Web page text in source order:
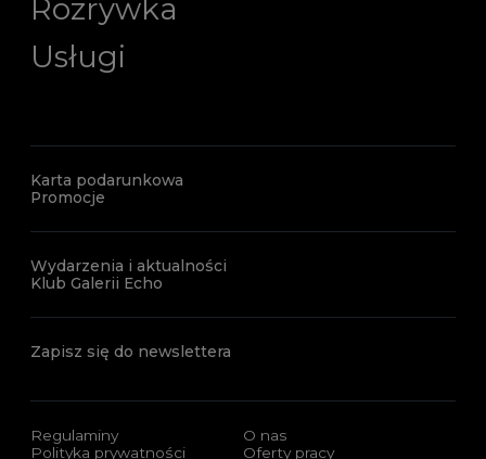
Rozrywka
Usługi
Karta podarunkowa
Promocje
Wydarzenia i aktualności
Klub Galerii Echo
Zapisz się do newslettera
Regulaminy
Polityka prywatności
O nas
Oferty pracy